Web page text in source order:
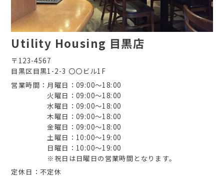
Utility Housing 目黒店
〒123-4567
目黒区目黒1-2-3 〇〇ビル1F
営業時間
月曜日：09:00～18:00
火曜日：09:00～18:00
水曜日：09:00～18:00
木曜日：09:00～18:00
金曜日：09:00～18:00
土曜日：10:00～19:00
日曜日：10:00～19:00
※祝日は日曜日の営業時間となります。
定休日
不定休